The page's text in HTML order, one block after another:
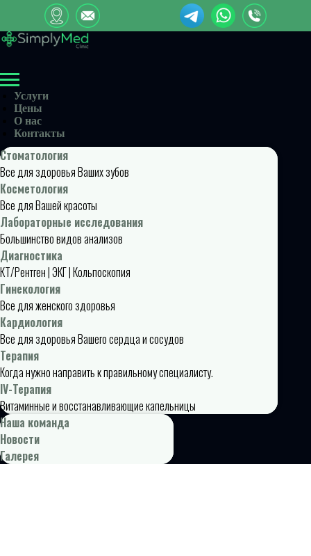
Услуги
Цены
О нас
Контакты
Стоматология
Все для здоровья Ваших зубов
Косметология
Все для Вашей красоты
Лабораторные исследования
Большинство видов анализов
Диагностика
КТ/Рентген | ЭКГ | Кольпоскопия
Гинекология
Все для женского здоровья
Кардиология
Все для здоровья Вашего сердца и сосудов
Терапия
Когда нужно направить к правильному специалисту.
IV-Терапия
Витаминные и восстанавливающие капельницы
Наша команда
Новости
Галерея